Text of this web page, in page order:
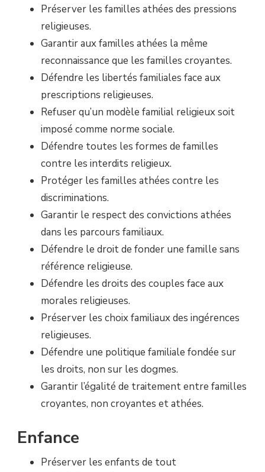
Préserver les familles athées des pressions
religieuses.
Garantir aux familles athées la même
reconnaissance que les familles croyantes.
Défendre les libertés familiales face aux
prescriptions religieuses.
Refuser qu’un modèle familial religieux soit
imposé comme norme sociale.
Défendre toutes les formes de familles
contre les interdits religieux.
Protéger les familles athées contre les
discriminations.
Garantir le respect des convictions athées
dans les parcours familiaux.
Défendre le droit de fonder une famille sans
référence religieuse.
Défendre les droits des couples face aux
morales religieuses.
Préserver les choix familiaux des ingérences
religieuses.
Défendre une politique familiale fondée sur
les droits, non sur les dogmes.
Garantir l’égalité de traitement entre familles
croyantes, non croyantes et athées.
Enfance
Préserver les enfants de tout